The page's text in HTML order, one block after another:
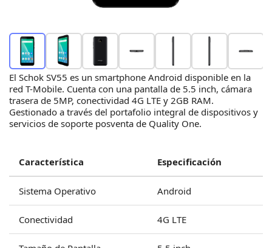
El Schok SV55 es un smartphone Android disponible en la
red T-Mobile. Cuenta con una pantalla de 5.5 inch, cámara
trasera de 5MP, conectividad 4G LTE y 2GB RAM.
Gestionado a través del portafolio integral de dispositivos y
servicios de soporte posventa de Quality One.
Característica Especificación
Sistema Operativo Android
Conectividad 4G LTE